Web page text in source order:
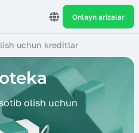
Onlayn arizalar
uchun kreditlar
olish uchun